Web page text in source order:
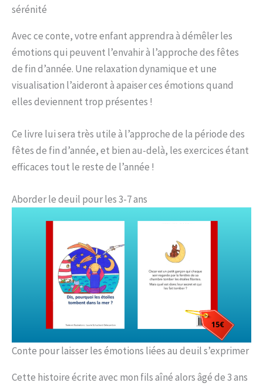
sérénité
Avec ce conte, votre enfant apprendra à démêler les
émotions qui peuvent l’envahir à l’approche des fêtes
de fin d’année. Une relaxation dynamique et une
visualisation l’aideront à apaiser ces émotions quand
elles deviennent trop présentes !
Ce livre lui sera très utile à l’approche de la période des
fêtes de fin d’année, et bien au-delà, les exercices étant
efficaces tout le reste de l’année !
Aborder le deuil pour les 3-7 ans
Conte pour laisser les émotions liées au deuil s’exprimer
Cette histoire écrite avec mon fils aîné alors âgé de 3 ans